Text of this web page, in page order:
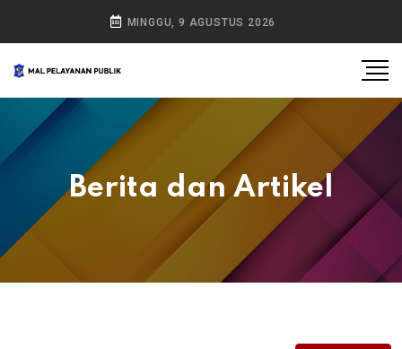
MINGGU, 9 AGUSTUS 2026
Berita dan Artikel